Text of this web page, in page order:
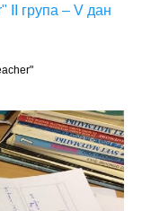
II група – V дан